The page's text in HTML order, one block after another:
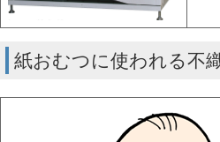
紙おむつに使われる不